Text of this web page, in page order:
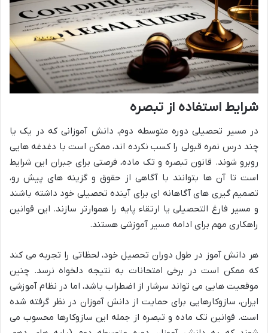
شرایط استفاده از تبصره
در مسیر تحصیلی دوره متوسطه دوم، دانش آموزانی که در یک یا
چند درس نمره قبولی را کسب نکرده اند، ممکن است با دغدغه هایی
روبرو شوند. قانون تبصره و تک ماده، فرصتی برای جبران این شرایط
است تا آن ها بتوانند با آگاهی از حقوق و گزینه های پیش رو،
تصمیم گیری های آگاهانه ای برای آینده تحصیلی خود داشته باشند
و مسیر فارغ التحصیلی یا ارتقاء پایه را هموارتر سازند. این قوانین
راهکاری مهم برای ادامه مسیر آموزشی هستند.
هر دانش آموز در طول دوران تحصیل خود، لحظاتی را تجربه می کند
که ممکن است در برخی امتحانات به نتیجه دلخواه نرسد. چنین
موقعیت هایی می تواند سرشار از اضطراب باشد، اما در نظام آموزشی
ایران، سازوکارهایی برای حمایت از دانش آموزان در نظر گرفته شده
است. قوانین تک ماده و تبصره از جمله این سازوکارها محسوب می